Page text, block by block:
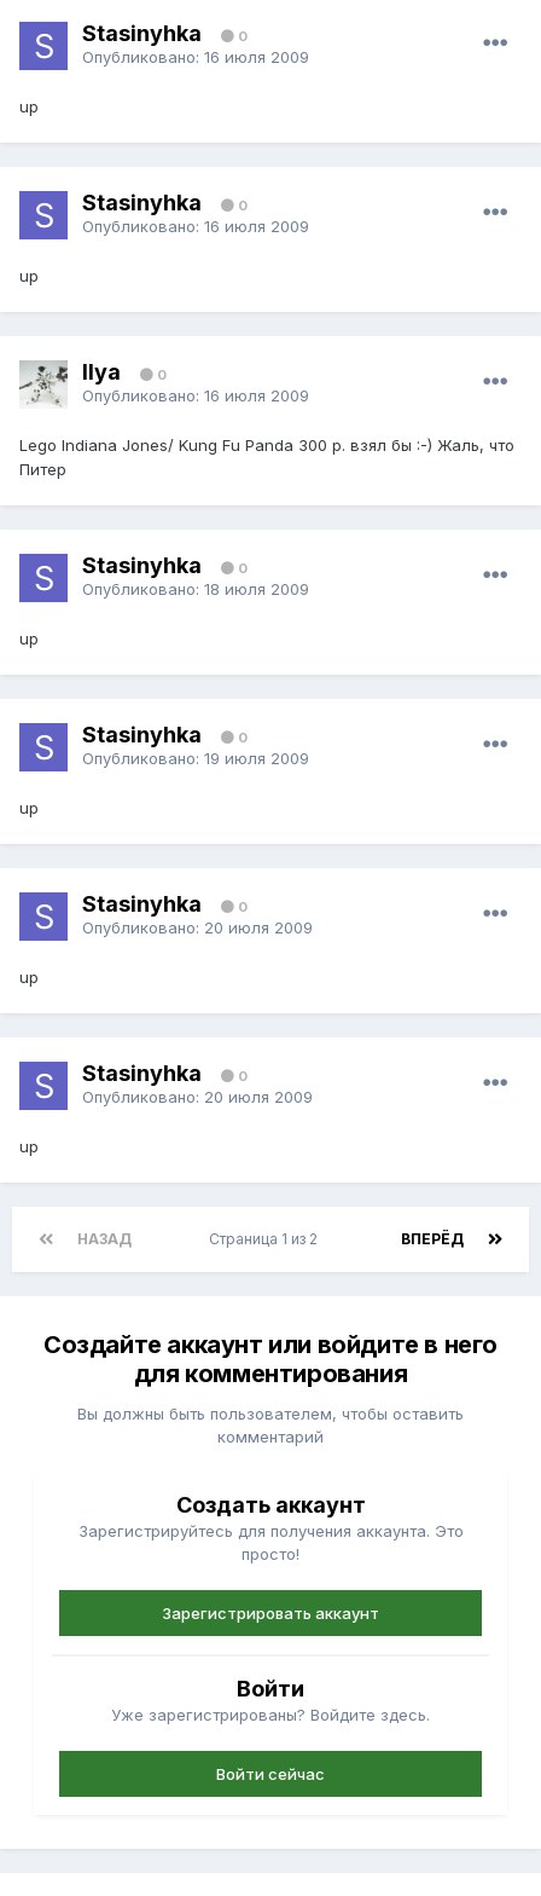
Stasinyhka 0
Опубликовано: 16 июля 2009
up
Stasinyhka 0
Опубликовано: 16 июля 2009
up
Ilya 0
Опубликовано: 16 июля 2009
Lego Indiana Jones/ Kung Fu Panda 300 р. взял бы :-) Жаль, что
Питер
Stasinyhka 0
Опубликовано: 18 июля 2009
up
Stasinyhka 0
Опубликовано: 19 июля 2009
up
Stasinyhka 0
Опубликовано: 20 июля 2009
up
Stasinyhka 0
Опубликовано: 20 июля 2009
up
НАЗАД ВПЕРЁД
Страница 1 из 2
Создайте аккаунт или войдите в него
для комментирования
Вы должны быть пользователем, чтобы оставить
комментарий
Создать аккаунт
Зарегистрируйтесь для получения аккаунта. Это
просто!
Зарегистрировать аккаунт
Войти
Уже зарегистрированы? Войдите здесь.
Войти сейчас